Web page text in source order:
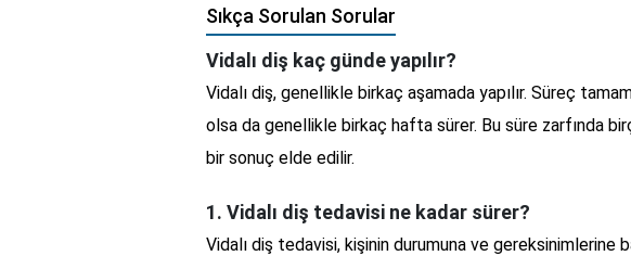
Sıkça Sorulan Sorular
Vidalı diş kaç günde yapılır?
Vidalı diş, genellikle birkaç aşamada yapılır. Süreç
olsa da genellikle birkaç hafta sürer. Bu süre zarfında
bir sonuç elde edilir.
1. Vidalı diş tedavisi ne kadar sürer?
Vidalı diş tedavisi, kişinin durumuna ve gereksinimlerine